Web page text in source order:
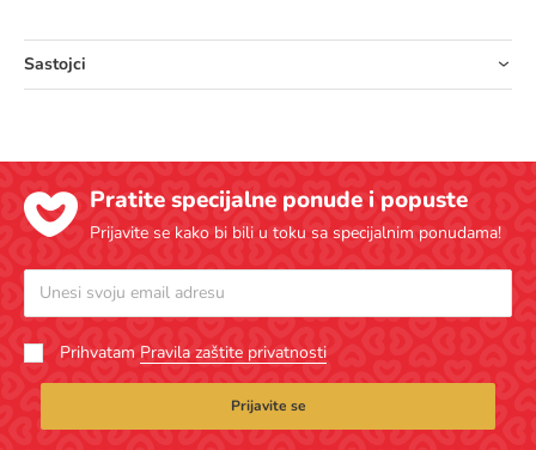
Sastojci
Pratite specijalne ponude i popuste
Prijavite se kako bi bili u toku sa specijalnim ponudama!
Prihvatam Pravila zaštite privatnosti
Prijavite se